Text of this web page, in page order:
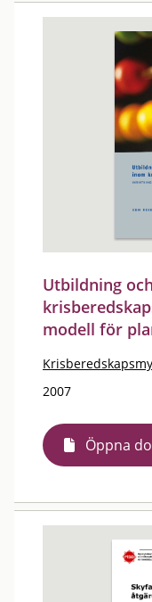
Utbildning
modell för
2007
Öppna